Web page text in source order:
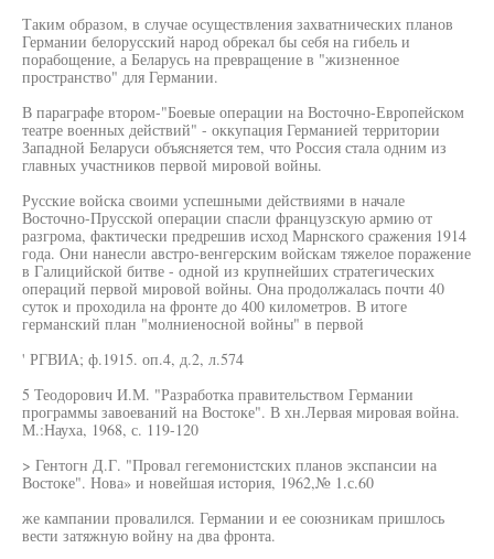
Таким образом, в случае осуществления захватнических планов
Германии белорусский народ обрекал бы себя на гибель и
порабощение, а Беларусь на превращение в "жизненное
пространство" для Германии.
В параграфе втором-"Боевые операции на Восточно-Европейском
театре военных действий" - оккупация Германией территории
Западной Беларуси объясняется тем, что Россия стала одним из
главных участников первой мировой войны.
Русские войска своими успешными действиями в начале
Восточно-Прусской операции спасли французскую армию от
разгрома, фактически предрешив исход Марнского сражения 1914
года. Они нанесли австро-венгерским войскам тяжелое поражение
в Галицийской битве - одной из крупнейших стратегических
операций первой мировой войны. Она продолжалась почти 40
суток и проходила на фронте до 400 километров. В итоге
германский план "молниеносной войны" в первой
' РГВИА; ф.1915. оп.4, д.2, л.574
5 Теодорович И.М. "Разработка правительством Германии
программы завоеваний на Востоке". В хн.Лервая мировая война.
М.:Науха, 1968, с. 119-120
> Гентогн Д.Г. "Провал гегемонистских планов экспансии на
Востоке". Нова» и новейшая история, 1962,№ 1.с.60
же кампании провалился. Германии и ее союзникам пришлось
вести затяжную войну на два фронта.